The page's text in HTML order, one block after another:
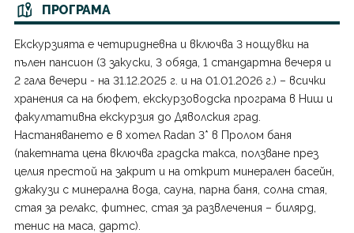
Япония
ПРОГРАМА
Екскурзията е четиридневна и включва 3 нощувки на
пълен пансион (3 закуски, 3 обяда, 1 стандартна вечеря и
2 гала вечери - на 31.12.2025 г. и на 01.01.2026 г.) – всички
хранения са на бюфет, екскурзоводска програма в Ниш и
факултативна екскурзия до Дяволския град.
Настаняването е в хотел Radan 3* в Пролом баня
(пакетната цена включва градска такса, ползване през
целия престой на закрит и на открит минерален басейн,
джакузи с минерална вода, сауна, парна баня, солна стая,
стая за релакс, фитнес, стая за развлечения – билярд,
тенис на маса, дартс).